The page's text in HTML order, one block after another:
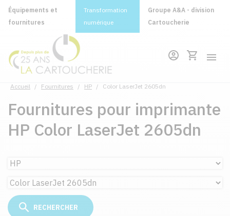
Équipements et
fournitures
Transformation
numérique
Groupe A&A - division
Cartoucherie
Accueil / Fournitures / HP / Color LaserJet 2605dn
Fournitures pour imprimante
HP Color LaserJet 2605dn